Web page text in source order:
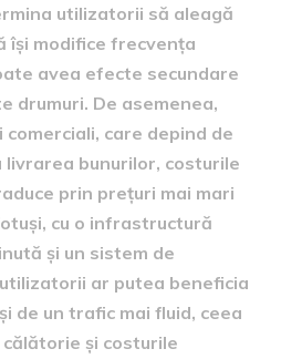
utilizatorii să aleagă
își modifice frecvența
avea efecte secundare
drumuri. De asemenea,
care depind de
bunurilor, costurile
prin prețuri mai mari
cu o infrastructură
și un sistem de
ar putea beneficia
de un trafic mai fluid, ceea
și costurile